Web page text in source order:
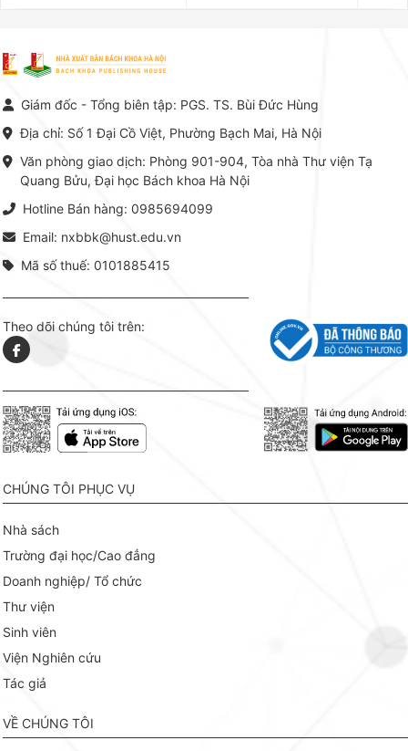
vực Hóa học phân tích tại Việt
Nam hiện nay. Bộ sách mang
đến một hệ thống tri thức hoàn
thuật thực hành -> Ứng dụng
khoa Hà Nội ấn hành cả hai
lý. Các
Giám đốc - Tổng biên tập: PGS. TS. Bùi Đức Hùng
Địa chỉ: Số 1 Đại Cồ Việt, Phường Bạch Mai, Hà Nội
Văn phòng giao dịch: Phòng 901-904, Tòa nhà Thư viện Tạ
Quang Bửu, Đại học Bách khoa Hà Nội
Hotline Bán hàng: 0985694099
Email: nxbbk@hust.edu.vn
Mã số thuế: 0101885415
Theo dõi chúng tôi trên:
CHÚNG TÔI PHỤC VỤ
Nhà sách
Trường đại học/Cao đẳng
Doanh nghiệp/ Tổ chức
Thư viện
Sinh viên
Viện Nghiên cứu
Tác giả
VỀ CHÚNG TÔI